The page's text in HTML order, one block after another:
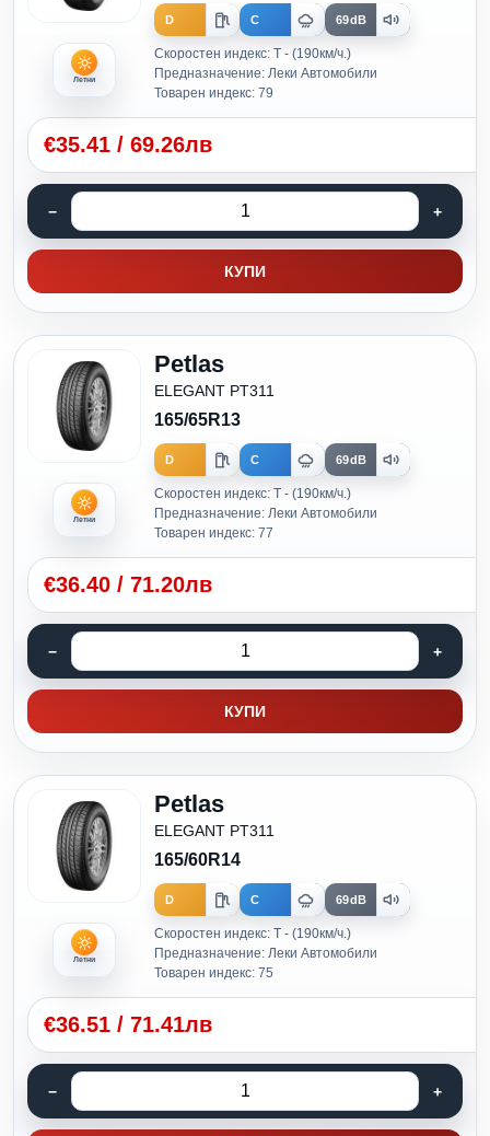
Летни
D C 69dB
Скоростен индекс: T - (190км/ч.)
Предназначение: Леки Автомобили
Товарен индекс: 79
€35.41 / 69.26лв
КУПИ
Летни
Petlas
ELEGANT PT311
165/65R13
D C 69dB
Скоростен индекс: T - (190км/ч.)
Предназначение: Леки Автомобили
Товарен индекс: 77
€36.40 / 71.20лв
КУПИ
Летни
Petlas
ELEGANT PT311
165/60R14
D C 69dB
Скоростен индекс: T - (190км/ч.)
Предназначение: Леки Автомобили
Товарен индекс: 75
€36.51 / 71.41лв